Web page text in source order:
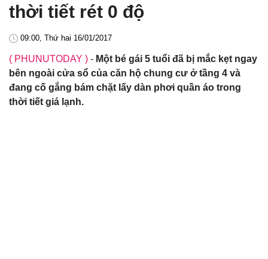
thời tiết rét 0 độ
09:00, Thứ hai 16/01/2017
( PHUNUTODAY ) - Một bé gái 5 tuổi đã bị mắc kẹt ngay
bên ngoài cửa sổ của căn hộ chung cư ở tầng 4 và
đang cố gắng bám chặt lấy dàn phơi quần áo trong
thời tiết giá lạnh.